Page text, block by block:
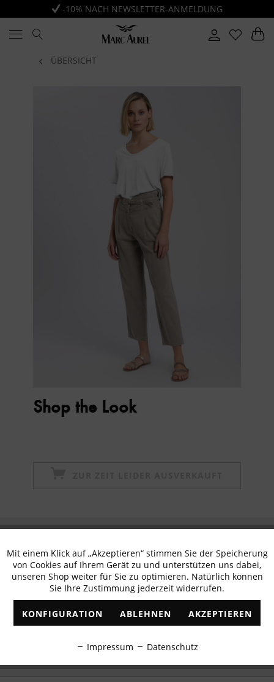
-10% NACH NEWSLETTER-ANMELDUNG
ÜBERSICHT
Shop the Look
erhalten
✓ Exklusive Angebote ✓ Die aktuellsten Trends
Funktionale Aktiv
Marketing Inaktiv
Tracking Inaktiv
Personalisierung Inaktiv
Mit einem Klick auf „Akzeptieren“ stimmen Sie der Speicherung
von Cookies auf Ihrem Gerät zu und unterstützen uns dabei,
unseren Shop weiter für Sie zu optimieren. Natürlich können
Sie Ihre Zustimmung jederzeit widerrufen.
KONFIGURATION ABLEHNEN AKZEPTIEREN
Impressum Datenschutz